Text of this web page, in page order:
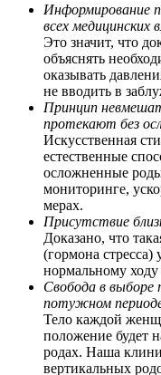
Информирование
всех медицинских
Это значит, что
объяснять
оказывать
не вводить в
Принцип
протекают без
Искусственная
естественные
осложненные
мониторинге,
мерах.
Присутствие
Доказано, что
(гормона
нормальному
Свобода в выборе
потужном
Тело каждой
положение будет
родах. Наша
вертикальных